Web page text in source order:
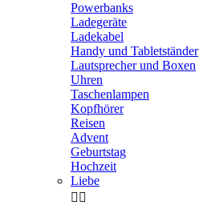
Powerbanks
Ladegeräte
Ladekabel
Handy und Tabletständer
Lautsprecher und Boxen
Uhren
Taschenlampen
Kopfhörer
Reisen
Advent
Geburtstag
Hochzeit
Liebe
 